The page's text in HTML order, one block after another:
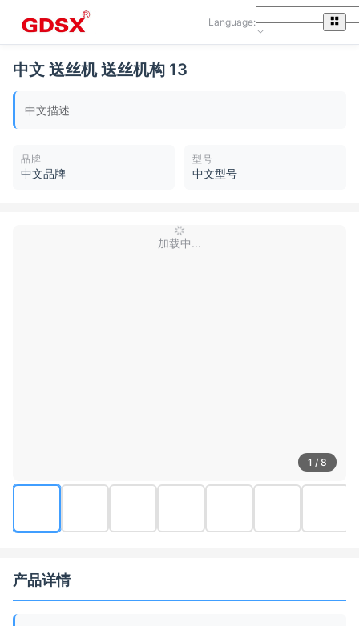
Language:
中文 送丝机 送丝机构 13
中文描述
品牌
中文品牌
型号
中文型号
加载中...
1 / 8
产品详情